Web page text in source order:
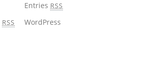
Entries RSS
RSS WordPress